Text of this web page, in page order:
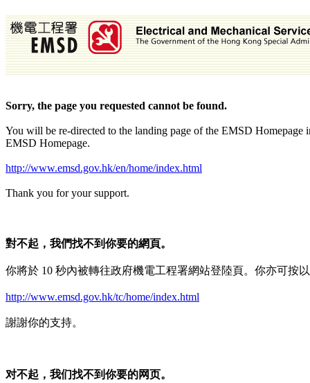
Sorry, the page you requested cannot be found.
You will be re-directed to the landing page of the EMSD
EMSD Homepage.
http://www.emsd.gov.hk/en/home/index.html
Thank you for your support.
對不起，我們找不到你要的網頁。
你將於 10 秒內被轉往政府機電工程署網站登陸頁。你亦可按
http://www.emsd.gov.hk/tc/home/index.html
謝謝你的支持。
对不起，我们找不到你要的网页。